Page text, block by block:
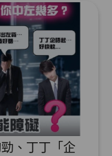
、丁丁「企